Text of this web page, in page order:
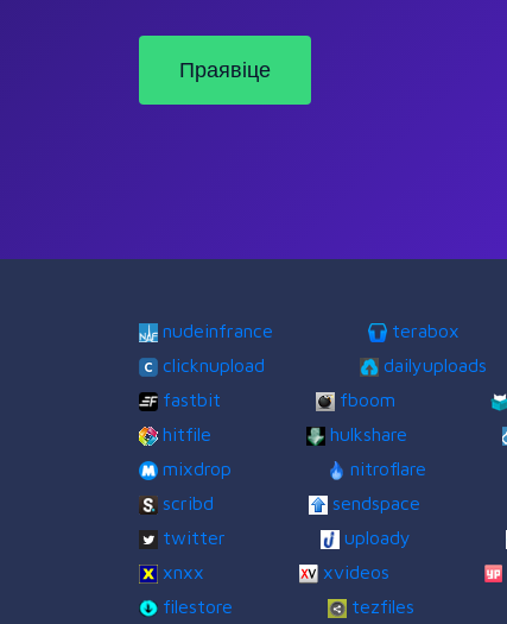
Праявіце
nudeinfrance terabox
clicknupload
dailyuploads
fastbit
fboom
hitfile
hulkshare
mixdrop
nitroflare
scribd
sendspace
twitter
uploady
xnxx
xvideos
filestore
tezfiles